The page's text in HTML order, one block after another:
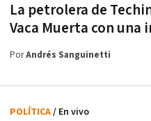
La petrolera de
Vaca Muerta con
PorAndrés Sanguinetti
POLÍTICA/ En vivo